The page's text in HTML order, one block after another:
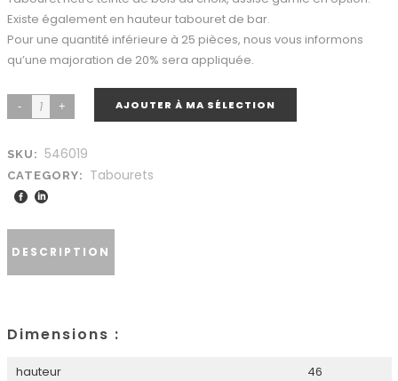
Existe également en hauteur tabouret de bar.
Pour une quantité inférieure à 25 pièces, nous vous informons
qu’une majoration de 20% sera appliquée.
AJOUTER À MA SÉLECTION
SKU: 546019
CATEGORY: Tabourets
DESCRIPTION
Dimensions :
hauteur
46